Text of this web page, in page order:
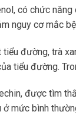
có chức
nguy cơ mắc
đường, trà
tiểu đường.
được tìm
ở mức bình